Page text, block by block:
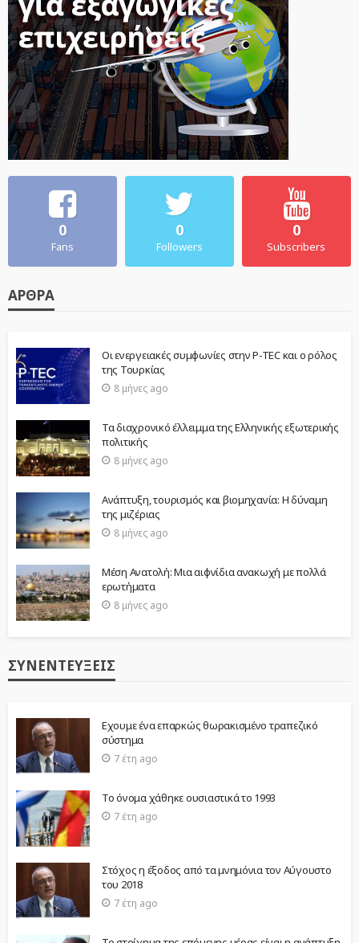
0
Fans
0
Followers
0
Subscribers
ΆΡΘΡΑ
Οι ενεργειακές συμφωνίες στην P-TEC και ο ρόλος
της Τουρκίας
8 μήνες ago
Τα διαχρονικό έλλειμμα της Ελληνικής εξωτερικής
πολιτικής
8 μήνες ago
Ανάπτυξη, τουρισμός και βιομηχανία: Η δύναμη
της μιζέριας
8 μήνες ago
Μέση Ανατολή: Μια αιφνίδια ανακωχή με πολλά
ερωτήματα
8 μήνες ago
ΣΥΝΕΝΤΕΎΞΕΙΣ
Εχουμε ένα επαρκώς θωρακισμένο τραπεζικό
σύστημα
7 έτη ago
Το όνομα χάθηκε ουσιαστικά το 1993
7 έτη ago
Στόχος η έξοδος από τα μνημόνια τον Αύγουστο
του 2018
7 έτη ago